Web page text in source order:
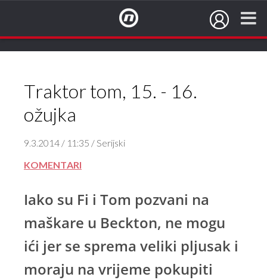
Traktor tom, 15. - 16.
ožujka
9.3.2014 / 11:35 / Serijski
KOMENTARI
Iako su Fi i Tom pozvani na
maškare u Beckton, ne mogu
ići jer se sprema veliki pljusak i
moraju na vrijeme pokupiti